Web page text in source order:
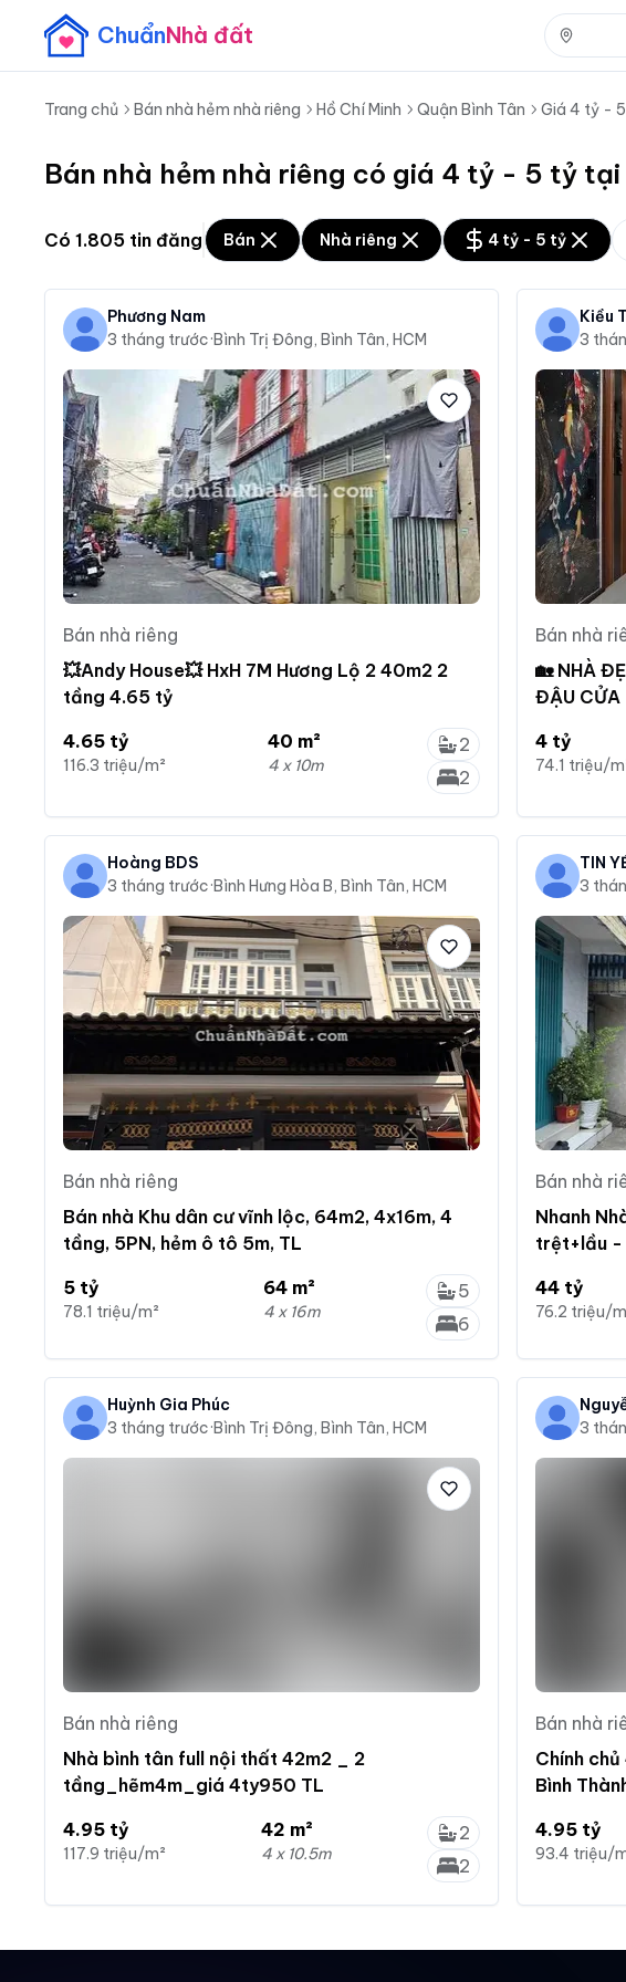
ChuẩnNhà đất
Trang chủ Bán nhà hẻm nhà riêng Hồ Chí Minh Quận Bình Tân Giá 4 tỷ -
Bán nhà hẻm nhà riêng có giá 4 tỷ - 5 tỷ
Có 1.805 tin đăng Bán Nhà riêng 4 tỷ - 5 tỷ
Phương Nam
3 tháng trước·Bình Trị Đông, Bình Tân, HCM
Bán nhà riêng
💥Andy House💥 HxH 7M Hương Lộ 2 40m2 2
tầng 4.65 tỷ
4.65 tỷ
116.3 triệu/m²
40 m²
4 x 10m
2
2
Kiều
3
Bán nhà
🏡 NHÀ
ĐẬU CỬA
4 tỷ
74.1 triệu/
Hoàng BDS
3 tháng trước·Bình Hưng Hòa B, Bình Tân, HCM
Bán nhà riêng
Bán nhà Khu dân cư vĩnh lộc, 64m2, 4x16m, 4
tầng, 5PN, hẻm ô tô 5m, TL
5 tỷ
78.1 triệu/m²
64 m²
4 x 16m
5
6
TIN
3
Bán nhà
Nhanh
trệt+lầu -
44 tỷ
76.2 triệu/
Huỳnh Gia Phúc
3 tháng trước·Bình Trị Đông, Bình Tân, HCM
Bán nhà riêng
Nhà bình tân full nội thất 42m2 _ 2
tầng_hẽm4m_giá 4ty950 TL
4.95 tỷ
117.9 triệu/m²
42 m²
4 x 10.5m
2
2
3
Bán nhà
Chính
Bình
4.95 tỷ
93.4 triệu/